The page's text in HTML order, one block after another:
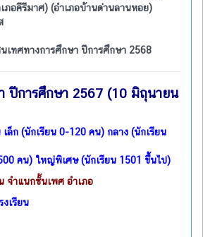
ภอคีรีมาศ) (อำเภอบ้านด่านลานหอย)
เทศทางการศึกษา ปีการศึกษา 2568
ปีการศึกษา 2567 (10 มิถุนายน
เล็ก (นักเรียน 0-120 คน) กลาง (นักเรียน
คน) ใหญ่พิเศษ (นักเรียน 1501 ขึ้นไป)
จำแนกชั้นเพศ อำเภอ
เรียน